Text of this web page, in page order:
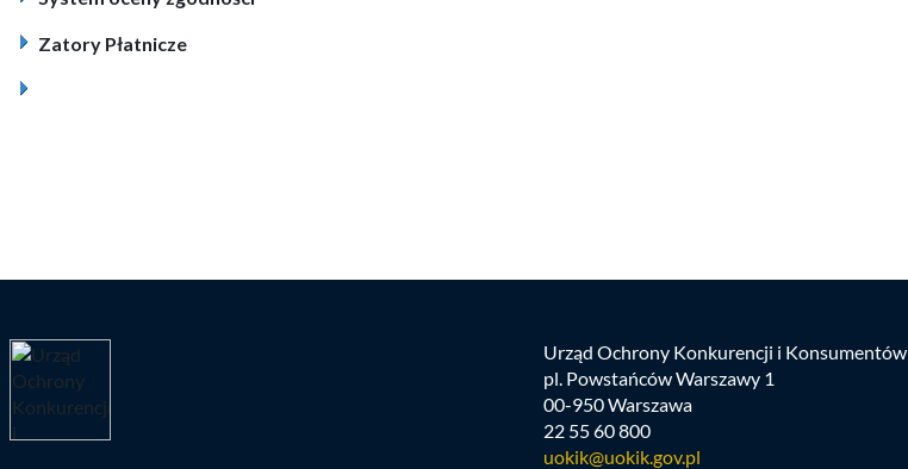
Zatory Płatnicze
Urząd Ochrony Konkurencji i Konsumentów
pl. Powstańców Warszawy 1
00-950 Warszawa
22 55 60 800
uokik@uokik.gov.pl